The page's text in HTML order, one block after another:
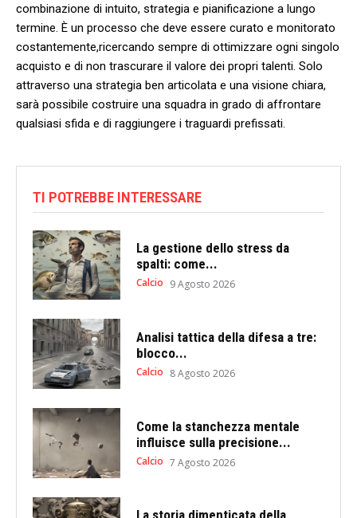
combinazione di intuito, strategia e pianificazione a lungo
termine. È ‍un ​processo che deve ‌essere curato e monitorato
costantemente,ricercando sempre di⁢ ottimizzare ogni singolo
acquisto e di non trascurare il valore dei propri talenti. Solo
attraverso una‍ strategia ben articolata e una ‍visione chiara,
sarà possibile costruire una squadra in grado di affrontare
qualsiasi sfida‌ e di raggiungere ⁢i traguardi prefissati.
TI POTREBBE INTERESSARE
La gestione dello stress da
spalti: come...
Calcio 9 Agosto 2026
Analisi tattica della difesa a tre:
blocco...
Calcio 8 Agosto 2026
Come la stanchezza mentale
influisce sulla precisione...
Calcio 7 Agosto 2026